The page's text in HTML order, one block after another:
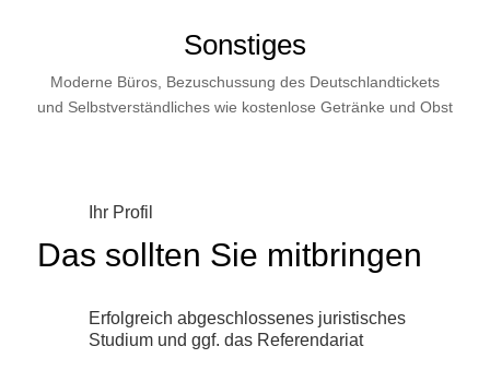
Sonstiges
Moderne Büros, Bezuschussung des Deutschlandtickets
und Selbstverständliches wie kostenlose Getränke und Obst
Ihr Profil
Das sollten Sie mitbringen
Erfolgreich abgeschlossenes juristisches
Studium und ggf. das Referendariat